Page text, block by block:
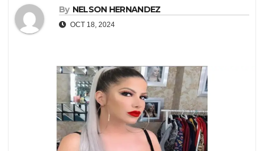
By NELSON HERNANDEZ
OCT 18, 2024